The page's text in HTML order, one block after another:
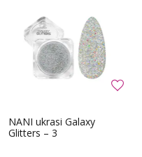
NANI ukrasi Galaxy
Glitters – 3